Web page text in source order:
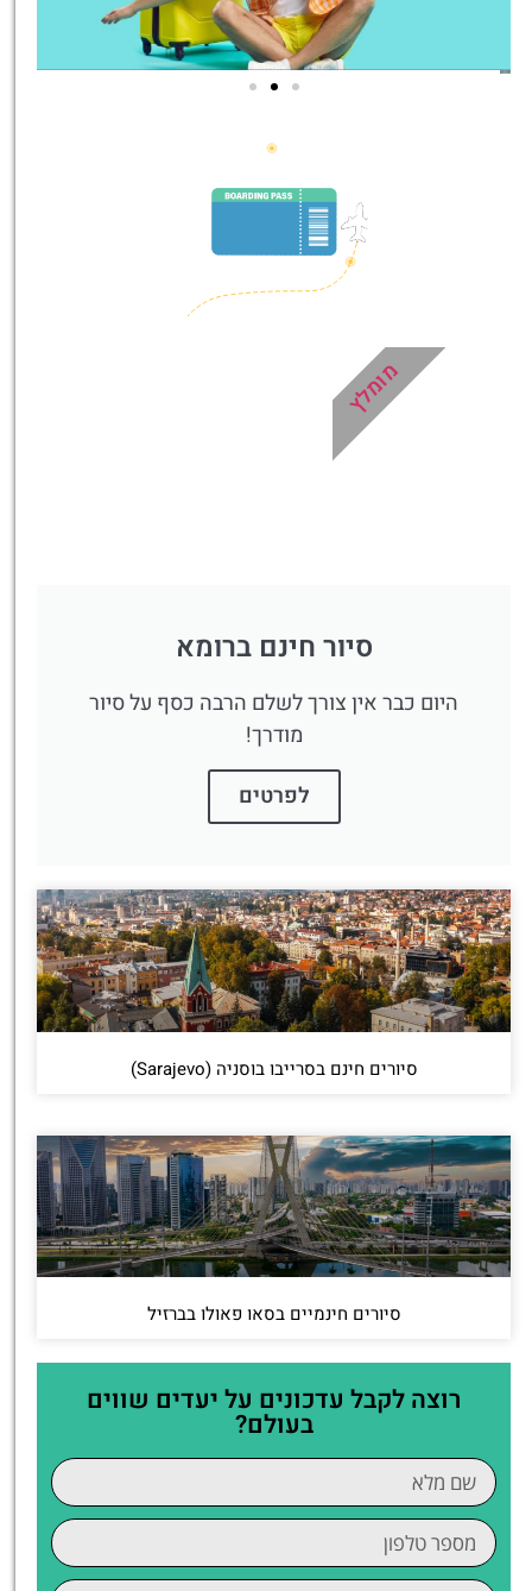
סיור חינם ברומא
היום כבר אין צורך לשלם הרבה כסף על סיור
מודרך!
לפרטים
מומלץ
סיורים חינם בסרייבו בוסניה (Sarajevo)
סיורים חינמיים בסאו פאולו בברזיל
רוצה לקבל עדכונים על יעדים שווים
בעולם?